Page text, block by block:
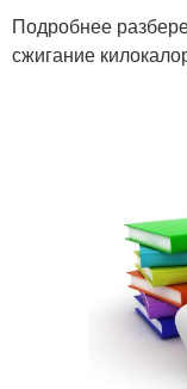
Подробнее
сжигание